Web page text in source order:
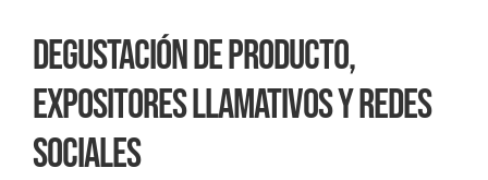
Degustación de producto,
expositores llamativos y redes
sociales